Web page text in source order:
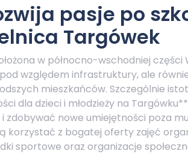
pasje po
Targówek
w północno-wschodniej części
względem infrastruktury, ale
mieszkańców. Szczególnie
dla dzieci i młodzieży na
zdobywać nowe umiejętności poza
korzystać z bogatej oferty zajęć
sportowe oraz organizacje